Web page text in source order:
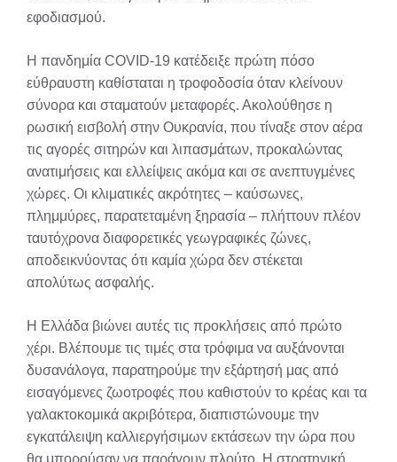
εφοδιασμού.
Η πανδημία COVID-19 κατέδειξε πρώτη πόσο
εύθραυστη καθίσταται η τροφοδοσία όταν κλείνουν
σύνορα και σταματούν μεταφορές. Ακολούθησε η
ρωσική εισβολή στην Ουκρανία, που τίναξε στον αέρα
τις αγορές σιτηρών και λιπασμάτων, προκαλώντας
ανατιμήσεις και ελλείψεις ακόμα και σε ανεπτυγμένες
χώρες. Οι κλιματικές ακρότητες – καύσωνες,
πλημμύρες, παρατεταμένη ξηρασία – πλήττουν πλέον
ταυτόχρονα διαφορετικές γεωγραφικές ζώνες,
αποδεικνύοντας ότι καμία χώρα δεν στέκεται
απολύτως ασφαλής.
Η Ελλάδα βιώνει αυτές τις προκλήσεις από πρώτο
χέρι. Βλέπουμε τις τιμές στα τρόφιμα να αυξάνονται
δυσανάλογα, παρατηρούμε την εξάρτησή μας από
εισαγόμενες ζωοτροφές που καθιστούν το κρέας και τα
γαλακτοκομικά ακριβότερα, διαπιστώνουμε την
εγκατάλειψη καλλιεργήσιμων εκτάσεων την ώρα που